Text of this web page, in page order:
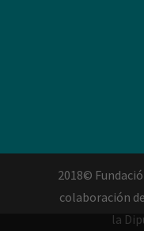
2018©
colaboración
la